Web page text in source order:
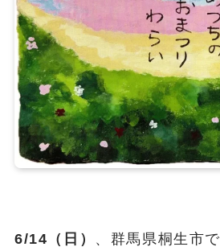
6/14（日） 、群馬県桐生市